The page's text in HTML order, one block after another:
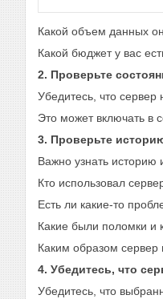
Какой объем данных
Какой бюджет у вас
2. Проверьте
Убедитесь, что
Это может включать в
3. Проверьте
Важно узнать историю
Кто использовал
Есть ли какие-то
Какие были поломки и
Каким образом сервер
4. Убедитесь, что
Убедитесь, что